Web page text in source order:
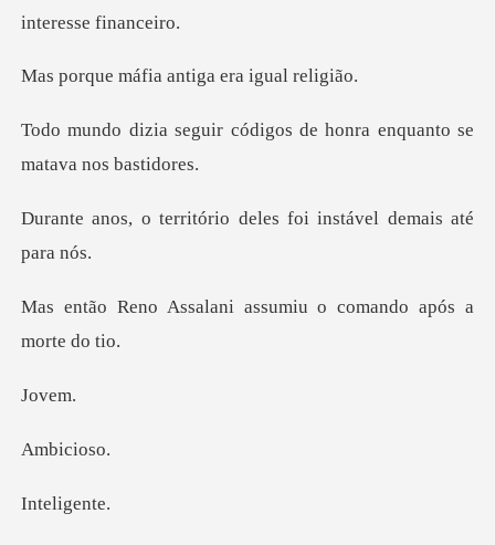
ia antiga era
ódigos de honra enquanto
ório deles foi instáve
ani assumiu o comand
ve
ici
lige